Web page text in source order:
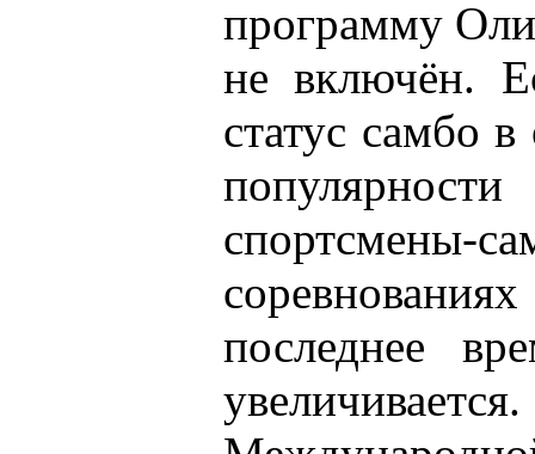
программу
не включён.
статус самбо
спортсмены-
последнее